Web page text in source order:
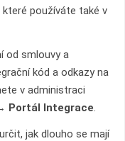
používáte také v
od smlouvy a
kód a odkazy na
v administraci
Portál Integrace.
jak dlouho se mají